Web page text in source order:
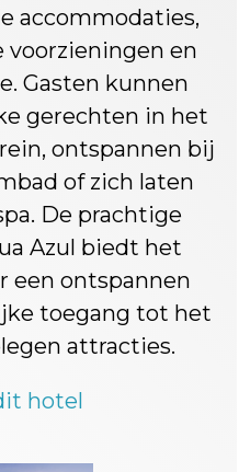
accommodaties,
voorzieningen en
Gasten kunnen
gerechten in het
ontspannen bij
of zich laten
De prachtige
Azul biedt het
een ontspannen
toegang tot het
attracties.
hotel